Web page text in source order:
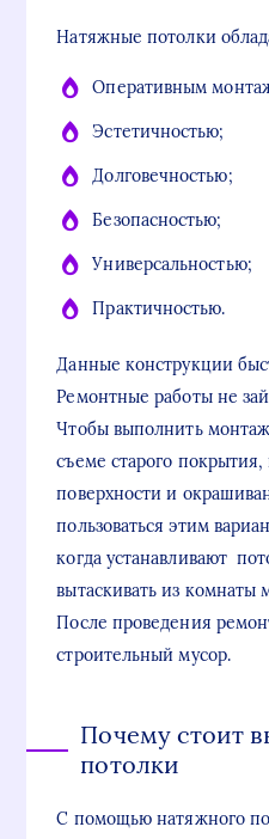
Натяжные потолки
Оперативным
Эстетичностью;
Долговечностью;
Безопасностью;
Универсальностью;
Практичностью.
Данные конструкции
Ремонтные работы не
Чтобы выполнить
съеме старого
поверхности и
пользоваться этим
когда устанавливают
вытаскивать из
После проведения
строительный мусор.
Почему стоит
потолки
С помощью натяжного